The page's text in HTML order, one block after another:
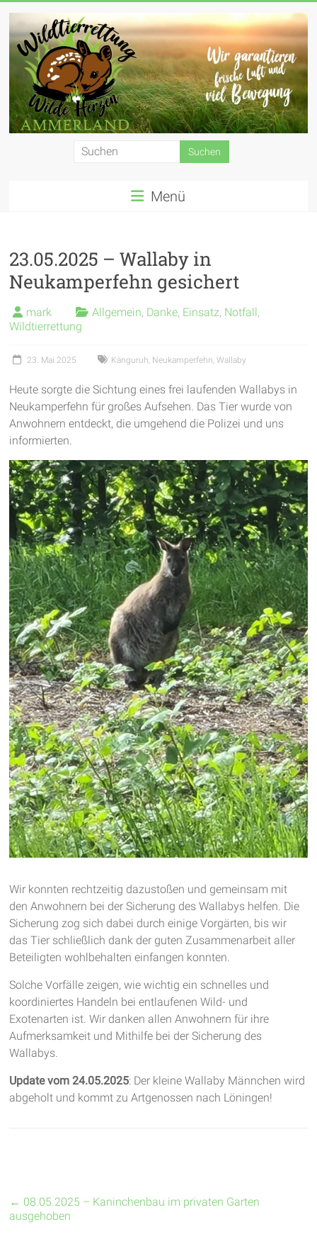
Inhalt
springen
Wildtierrettung
e.
V.
Wir
garantieren
frische
Luft
und
viel
Bewegung
Menü
23.05.2025 – Wallaby in
Neukamperfehn gesichert
mark Allgemein, Danke, Einsatz, Notfall,
Wildtierrettung
23. Mai 2025 Känguruh, Neukamperfehn,Wallaby
Heute sorgte die Sichtung eines frei laufenden Wallabys in
Neukamperfehn für großes Aufsehen. Das Tier wurde von
Anwohnern entdeckt, die umgehend die Polizei und uns
informierten.
Wir konnten rechtzeitig dazustoßen und gemeinsam mit
den Anwohnern bei der Sicherung des Wallabys helfen. Die
Sicherung zog sich dabei durch einige Vorgärten, bis wir
das Tier schließlich dank der guten Zusammenarbeit aller
Beteiligten wohlbehalten einfangen konnten.
Solche Vorfälle zeigen, wie wichtig ein schnelles und
koordiniertes Handeln bei entlaufenen Wild- und
Exotenarten ist. Wir danken allen Anwohnern für ihre
Aufmerksamkeit und Mithilfe bei der Sicherung des
Wallabys.
Update vom 24.05.2025: Der kleine Wallaby Männchen wird
abgeholt und kommt zu Artgenossen nach Löningen!
← 08.05.2025 – Kaninchenbau im privaten Garten
ausgehoben